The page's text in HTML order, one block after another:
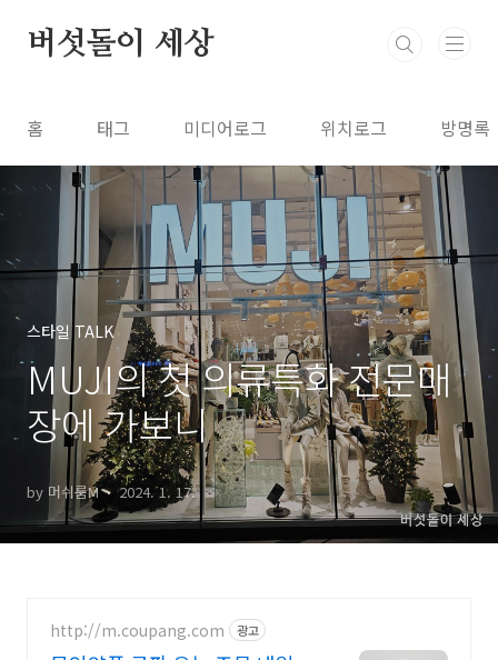
버섯돌이 세상
홈 태그 미디어로그 위치로그 방명록
스타일 TALK
MUJI의 첫 의류특화 전문매
장에 가보니
by 머쉬룸M 2024. 1. 17.
http://m.coupang.com 광고